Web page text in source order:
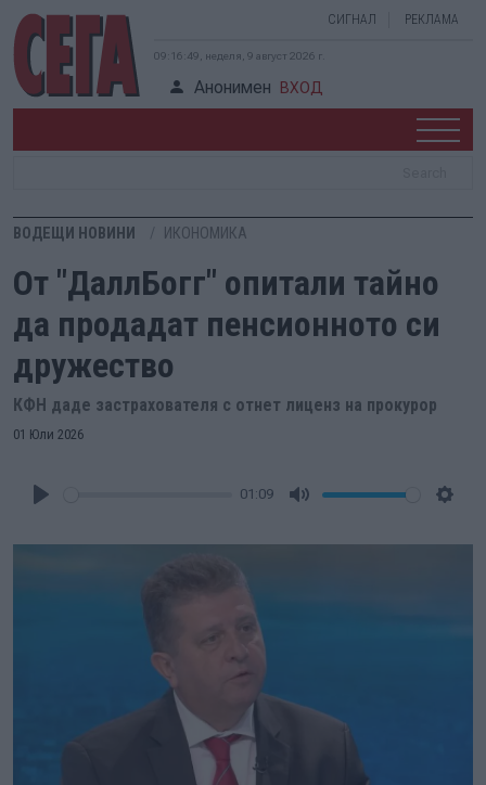
СИГНАЛ РЕКЛАМА
09:16:49, неделя, 9 август 2026 г.
Анонимен ВХОД
ВОДЕЩИ НОВИНИ ИКОНОМИКА
От "ДаллБогг" опитали тайно
да продадат пенсионното си
дружество
КФН даде застрахователя с отнет лиценз на прокурор
01 Юли 2026
01:09